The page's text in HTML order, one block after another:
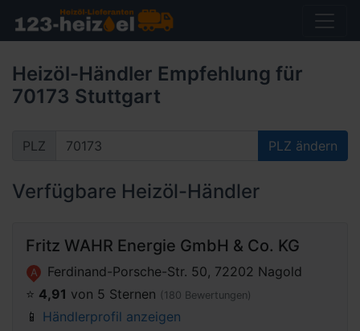
Heizöl-Händler Empfehlung für
70173 Stuttgart
PLZ PLZ ändern
Verfügbare Heizöl-Händler
Fritz WAHR Energie GmbH & Co. KG
A
Ferdinand-Porsche-Str. 50, 72202 Nagold
⭐️ 4,91 von 5 Sternen (180 Bewertungen)
📱 Händlerprofil anzeigen